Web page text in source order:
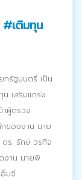
น์
#เติมทุน
กรัฐมนตรี เป็น
น เสริมแกร่ง
ผู้ตรวจ
ของงาน นาย
ร. รักษ์ วรกิจ
งาน นายพิ
มจี